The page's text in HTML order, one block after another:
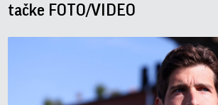
tačke FOTO/VIDEO